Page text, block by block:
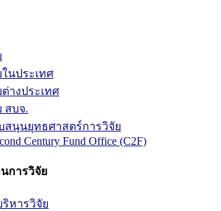
นประเทศ
างประเทศ
สบจ.
นุนยุทธศาสตร์การวิจัย
Century Fund Office (C2F)
การวิจัย
หารวิจัย